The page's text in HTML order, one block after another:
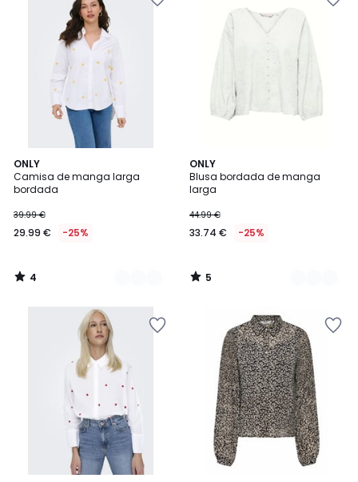
ONLY
Camisa de manga larga
bordada
39.99 €
29.99 € -25%
4
/
5
2
Colores
4
/
ONLY
Blusa bordada de manga
larga
44.99 €
33.74 € -25%
5
/
5
2
Colores
5
/